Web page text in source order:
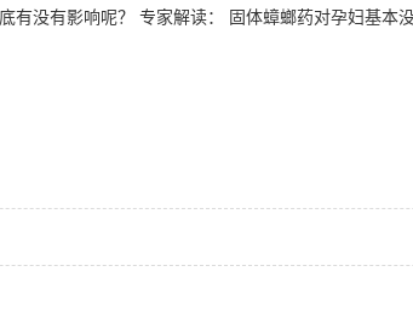
有没有影响呢？ 专家解读： 固体蟑螂药对孕妇基本